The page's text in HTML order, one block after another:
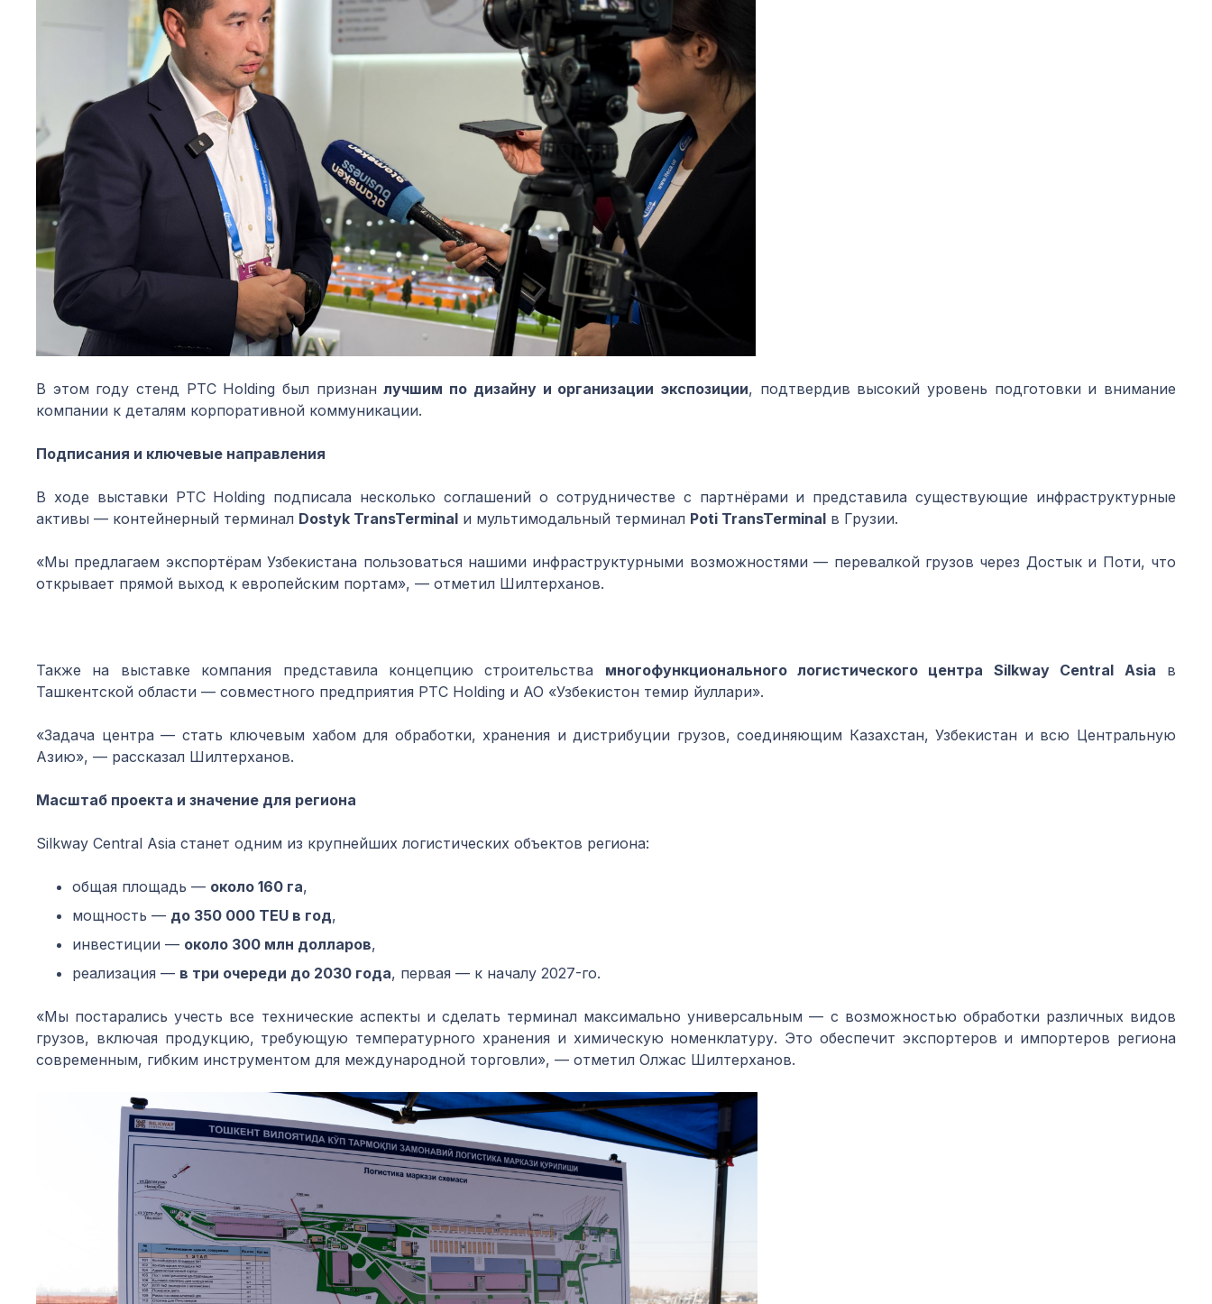
В этом году стенд PTC Holding был признанлучшим по дизайну и организации экспозиции, подтвердив высокий уровень подготовки и внимание
компании к деталям корпоративной коммуникации.
Подписания и ключевые направления
В ходе выставки PTC Holding подписала несколько соглашений о сотрудничестве с партнёрами и представила существующие инфраструктурные
активы — контейнерный терминал Dostyk TransTerminal и мультимодальный терминал Poti TransTerminal в Грузии.
«Мы предлагаем экспортёрам Узбекистана пользоваться нашими инфраструктурными возможностями — перевалкой грузов через Достык и Поти, что
открывает прямой выход к европейским портам», — отметил Шилтерханов.
Также на выставке компания представила концепцию строительства многофункционального логистического центра Silkway Central Asia в
Ташкентской области — совместного предприятия PTC Holding и АО «Узбекистон темир йуллари».
«Задача центра — стать ключевым хабом для обработки, хранения и дистрибуции грузов, соединяющим Казахстан, Узбекистан и всю Центральную
Азию», — рассказал Шилтерханов.
Масштаб проекта и значение для региона
Silkway Central Asia станет одним из крупнейших логистических объектов региона:
общая площадь — около 160 га,
мощность — до 350 000 TEU в год,
инвестиции — около 300 млн долларов,
реализация — в три очереди до 2030 года, первая — к началу 2027-го.
«Мы постарались учесть все технические аспекты и сделать терминал максимально универсальным — с возможностью обработки различных видов
грузов, включая продукцию, требующую температурного хранения и химическую номенклатуру. Это обеспечит экспортеров и импортеров региона
современным, гибким инструментом для международной торговли», — отметил Олжас Шилтерханов.